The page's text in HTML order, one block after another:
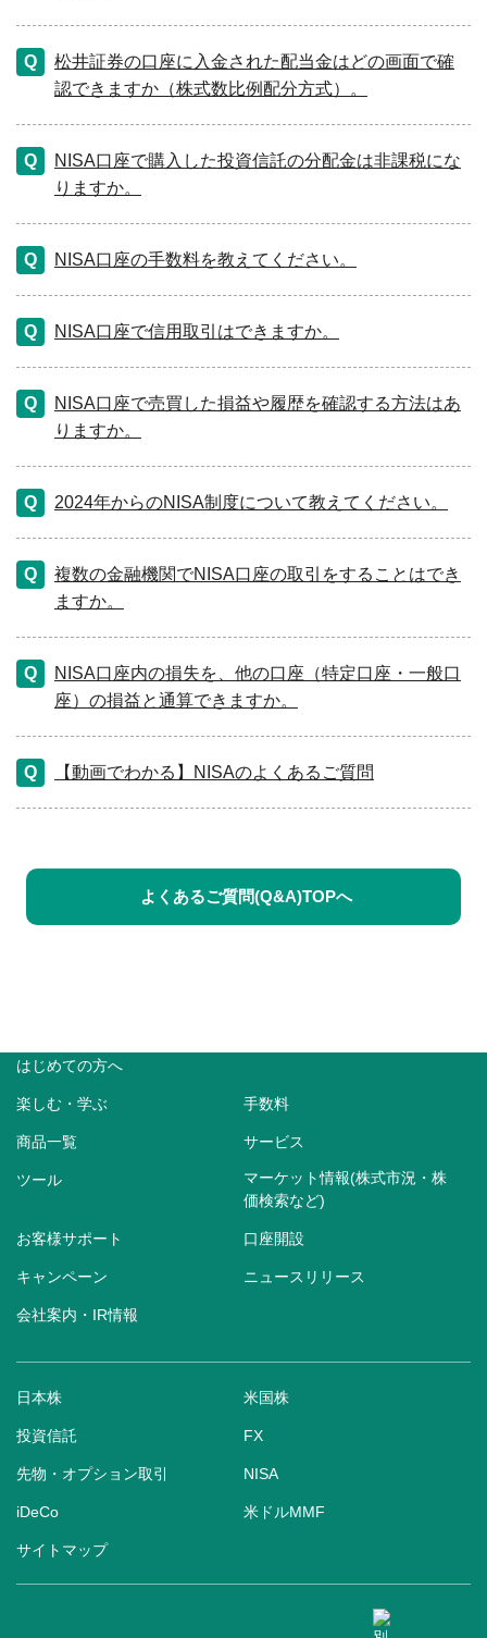
松井証券の口座に入金された配当金はどの画面で確
認できますか（株式数比例配分方式）。
NISA口座で購入した投資信託の分配金は非課税にな
りますか。
NISA口座の手数料を教えてください。
NISA口座で信用取引はできますか。
NISA口座で売買した損益や履歴を確認する方法はあ
りますか。
2024年からのNISA制度について教えてください。
複数の金融機関でNISA口座の取引をすることはでき
ますか。
NISA口座内の損失を、他の口座（特定口座・一般口
座）の損益と通算できますか。
【動画でわかる】NISAのよくあるご質問
よくあるご質問(Q&A)TOPへ
はじめての方へ
楽しむ・学ぶ 手数料
商品一覧 サービス
ツール
マーケット情報(株式市況・株
価検索など)
お客様サポート 口座開設
キャンペーン ニュースリリース
会社案内・IR情報
日本株 米国株
投資信託 FX
先物・オプション取引 NISA
iDeCo 米ドルMMF
サイトマップ